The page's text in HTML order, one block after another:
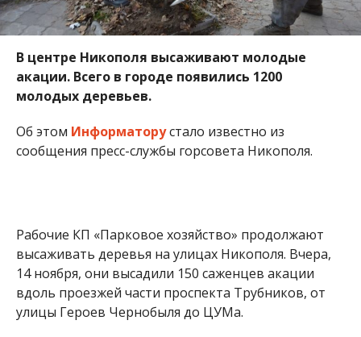
В центре Никополя высаживают молодые
акации. Всего в городе появились 1200
молодых деревьев.
Об этом Информаторустало известно из
сообщения пресс-службы горсовета Никополя.
Рабочие КП «Парковое хозяйство» продолжают
высаживать деревья на улицах Никополя. Вчера,
14 ноября, они высадили 150 саженцев акации
вдоль проезжей части проспекта Трубников, от
улицы Героев Чернобыля до ЦУМа.